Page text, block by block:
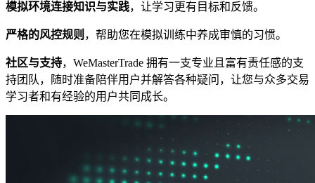
模拟环境连接知识与实践，让学习更有目标和反馈。
严格的风控规则 ，帮助您在模拟训练中养成审慎的习惯。
社区与支持，WeMasterTrade 拥有一支专业且富有责任感的支
持团队，随时准备陪伴用户并解答各种疑问，让您与众多交易
学习者和有经验的用户共同成长。